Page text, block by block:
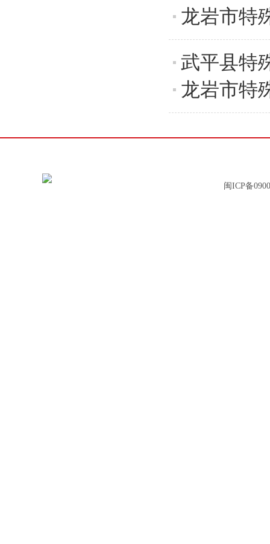
龙岩市特
武平县特
龙岩市特
闽ICP备